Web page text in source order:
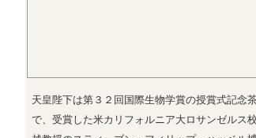
天皇陛下は第３２回国際生物学賞の授賞式記念
で、受賞した米カリフォルニア大ロサンゼルス